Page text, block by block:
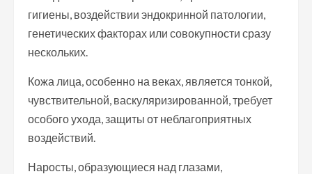
гигиены, воздействии эндокринной патологии,
генетических факторах или совокупности сразу
нескольких.
Кожа лица, особенно на веках, является тонкой,
чувствительной, васкуляризированной, требует
особого ухода, защиты от неблагоприятных
воздействий.
Наросты, образующиеся над глазами,